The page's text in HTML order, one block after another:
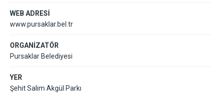
WEB ADRESİ
www.pursaklar.bel.tr
ORGANİZATÖR
Pursaklar Belediyesi
YER
Şehit Salim Akgül Parkı